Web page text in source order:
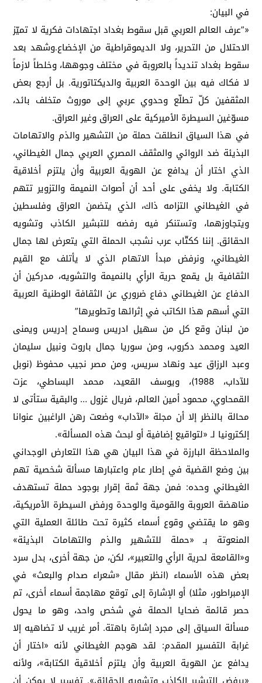
في البيان:
«”عرف العالم العربي قبل سقوط بغداد اجتهادات فكرية لا تميّز
الاحتلال من التحرير، ولا الديموقراطية من الإخضاع.وشهد بعد
سقوط بغداد تنديداً بالعروبة في مختلف وجوهها، وخلطاً لازماً
لا فكاك فيه بين الوحدة العربية والديكتاتورية. بل أرجع بعض
المثقفين كلّ تطلّع وحدوي عربي إلى موروث متخلف بائد،
مسوّغين السيطرة الأميركية على العراق وغير العراق.
في هذا السياق انطلقت حملة من التشهير والذم والاتهامات
البذيئة ضد الروائي والمثقف المصري العربي جمال الغيطاني،
الذي اختار أن يدافع عن الهوية العربية وأن يلتزم أخلاقية
الكتابة. ولا يخفى على أحد أن أصوات النميمة والتزوير تتهم
في الغيطاني التزامه ذاك، الذي يتضمن العراق وفلسطين
ويتجاوزهما، وتستنكر فيه رفضه للتبشير الكاذب وتشويه
الحقائق. إننا ككتّاب عرب نشجب الحملة التي يتعرض لها جمال
الغيطاني، ونرفض مبدأ الاتهام الذي لا يأتلف مع القيم
الثقافية بل يقمع حرية الرأي بالنميمة والتشويه، مدركين أن
الدفاع عن الغيطاني دفاع ضروري عن الثقافة الوطنية العربية
التي أسهم هذا الكاتب في إثرائها وتطويرها”
من لبنان وقع كل من سهيل ادريس وسماح إدريس ويمنى
العيد ومحمد دكروب، ومن سوريا جمال باروت ونبيل سليمان
وعبد الرزاق عيد ونهاد سريس، ومن مصر نجيب محفوظ (نوبل
للآداب، 1988)، ويوسف القعيد، محمد البساطي، عزت
القمحاوي، محمود أمين العالم، فريال غزول … والبقية ستأتى لا
محالة بالنظر إلا أن مجلة «الآداب» وضعت رهن الراغبين عنوانا
إلكترونيا لـ «لتواقيع إضافية أو لبحث هذه المسألة».
والملاحظة البارزة في هذا البيان هي هذا التعارض الوجداني
بين وضع القضية في إطار عام واعتبارها مسألة شخصية تهم
الغيطاني وحده: فمن جهة ثمة إقرار بوجود حملة تستهدف
مناهضة العروبة والقومية والوحدة ورفض السيطرة الأمريكية،
وهو ما يقتضي وقوع أسماء كثيرة تحت طائلة العملية التي
المنعوتة بـ «حملة للتشهير والذم والتهامات البذيئة»
و«القامعة لحرية الرأي والتعبير»، لكن، من جهة أخرى، بدل سرد
بعض هذه الأسماء (انظر مقال «شعراء صدام والبعث» في
الإمبراطور، مثلا) أو الإشارة إلى توقع مهاجمة أسماء أخرى، تم
حصر قائمة ضحايا الحملة في شخص واحد، وهو ما يحول
مسألة السياق إلى مجرد إشارة باهتة. أمر غريب لا تضاهيه إلا
غرابة التفسير المقدم: لقد هوجم الغيطاني لأنه «اختار أن
يدافع عن الهوية العربية وأن يلتزم أخلاقية الكتابة»، ولأنه